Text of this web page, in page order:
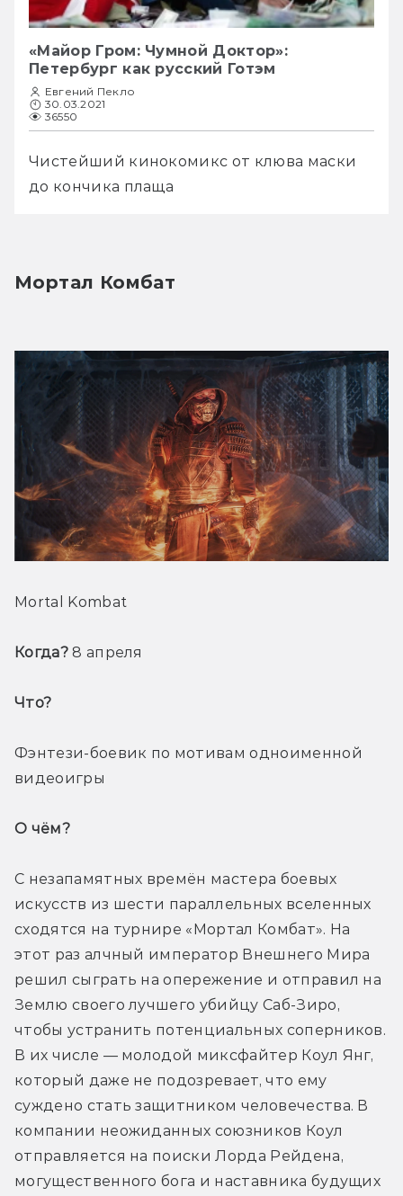
«Майор Гром: Чумной Доктор»:
Петербург как русский Готэм
Евгений Пекло
30.03.2021
36550
Чистейший кинокомикс от клюва маски
до кончика плаща
Мортал Комбат
Mortal Kombat
Когда? 8 апреля
Что?
Фэнтези-боевик по мотивам одноименной
видеоигры
О чём?
С незапамятных времён мастера боевых
искусств из шести параллельных вселенных
сходятся на турнире «Мортал Комбат». На
этот раз алчный император Внешнего Мира
решил сыграть на опережение и отправил на
Землю своего лучшего убийцу Саб-Зиро,
чтобы устранить потенциальных соперников.
В их числе — молодой миксфайтер Коул Янг,
который даже не подозревает, что ему
суждено стать защитником человечества. В
компании неожиданных союзников Коул
отправляется на поиски Лорда Рейдена,
могущественного бога и наставника будущих